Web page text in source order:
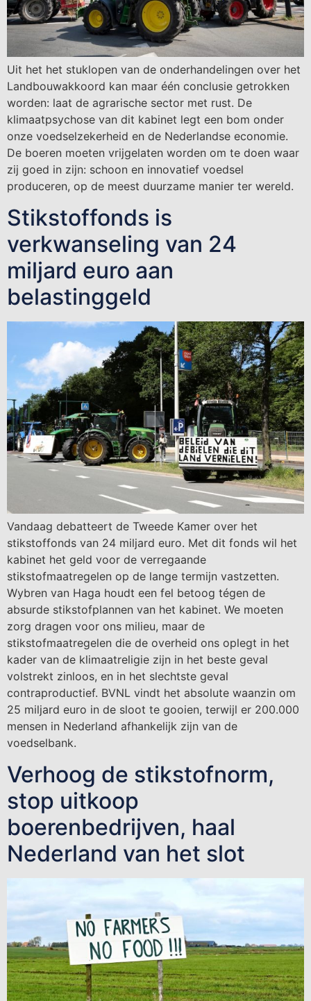
Uit het het stuklopen van de onderhandelingen over het
Landbouwakkoord kan maar één conclusie getrokken
worden: laat de agrarische sector met rust. De
klimaatpsychose van dit kabinet legt een bom onder
onze voedselzekerheid en de Nederlandse economie.
De boeren moeten vrijgelaten worden om te doen waar
zij goed in zijn: schoon en innovatief voedsel
produceren, op de meest duurzame manier ter wereld.
Stikstoffonds is
verkwanseling van 24
miljard euro aan
belastinggeld
Vandaag debatteert de Tweede Kamer over het
stikstoffonds van 24 miljard euro. Met dit fonds wil het
kabinet het geld voor de verregaande
stikstofmaatregelen op de lange termijn vastzetten.
Wybren van Haga houdt een fel betoog tégen de
absurde stikstofplannen van het kabinet. We moeten
zorg dragen voor ons milieu, maar de
stikstofmaatregelen die de overheid ons oplegt in het
kader van de klimaatreligie zijn in het beste geval
volstrekt zinloos, en in het slechtste geval
contraproductief. BVNL vindt het absolute waanzin om
25 miljard euro in de sloot te gooien, terwijl er 200.000
mensen in Nederland afhankelijk zijn van de
voedselbank.
Verhoog de stikstofnorm,
stop uitkoop
boerenbedrijven, haal
Nederland van het slot